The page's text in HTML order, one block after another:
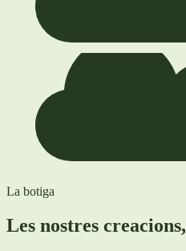
La botiga
Les nostres creacions,